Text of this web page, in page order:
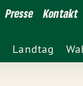
Presse Kontakt
Landtag